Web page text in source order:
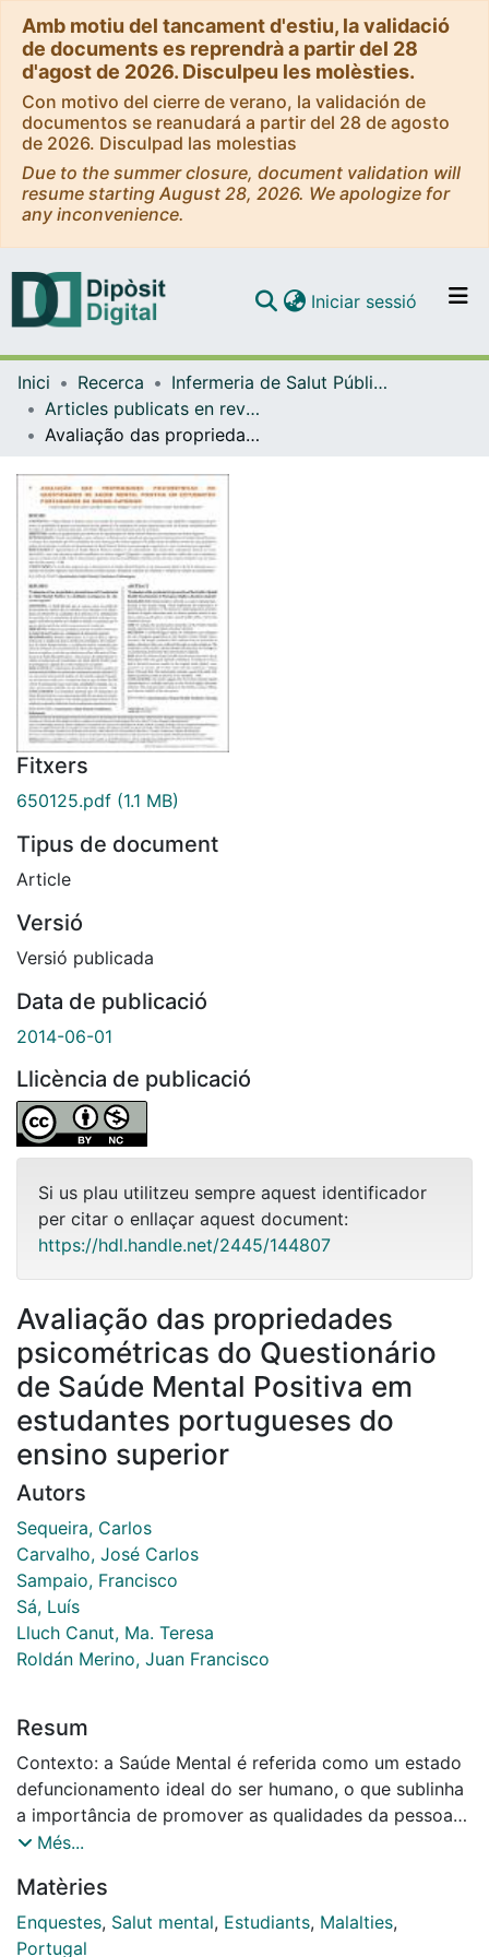
Amb motiu del tancament d'estiu, la validació
de documents es reprendrà a partir del 28
d'agost de 2026. Disculpeu les molèsties.
Con motivo del cierre de verano, la validación de
documentos se reanudará a partir del 28 de agosto
de 2026. Disculpad las molestias
Due to the summer closure, document validation will
resume starting August 28, 2026. We apologize for
any inconvenience.
Navega per tot el DD
Com publicar
Iniciar sessió (current)
Inici Recerca
Infermeria de Salut Pública, Salut Mental i Maternoinfantil
Articles publicats en revistes (Infermeria de Salut Pública, Salut mental i Maternoinfantil)
Avaliação das propriedades psicométricas do Questionário de Saúde Mental Positiva em estudantes portugueses do ensino superior
Fitxers
650125.pdf (1.1 MB)
Tipus de document
Article
Versió
Versió publicada
Data de publicació
2014-06-01
Llicència de publicació
Si us plau utilitzeu sempre aquest identificador
per citar o enllaçar aquest document:
https://hdl.handle.net/2445/144807
Avaliação das propriedades
psicométricas do Questionário
de Saúde Mental Positiva em
estudantes portugueses do
ensino superior
Autors
Sequeira, Carlos
Carvalho, José Carlos
Sampaio, Francisco
Sá, Luís
Lluch Canut, Ma. Teresa
Roldán Merino, Juan Francisco
Resum
Contexto: a Saúde Mental é referida como um estado
defuncionamento ideal do ser humano, o que sublinha
a importância de promover as qualidades da pessoa
na otimização de seu potencial. Os estudantes do
positivos na esfera académica e pessoal, pelo que a
sua Saúde Mental será vital neste processo de
transição. Objetivos: avaliar as propriedades
Més...
Matèries
Enquestes, Salut mental, Estudiants, Malalties,
Portugal